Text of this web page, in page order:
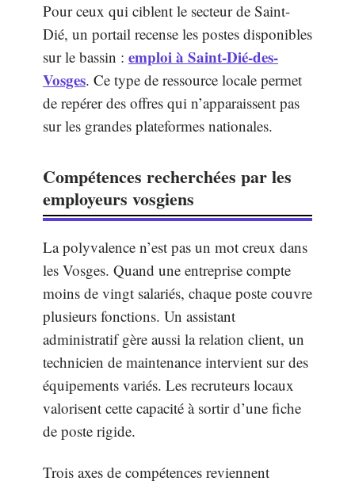
Pour ceux qui ciblent le secteur de Saint-
Dié, un portail recense les postes disponibles
sur le bassin : emploi à Saint-Dié-des-
Vosges. Ce type de ressource locale permet
de repérer des offres qui n’apparaissent pas
sur les grandes plateformes nationales.
Compétences recherchées par les
employeurs vosgiens
La polyvalence n’est pas un mot creux dans
les Vosges. Quand une entreprise compte
moins de vingt salariés, chaque poste couvre
plusieurs fonctions. Un assistant
administratif gère aussi la relation client, un
technicien de maintenance intervient sur des
équipements variés. Les recruteurs locaux
valorisent cette capacité à sortir d’une fiche
de poste rigide.
Trois axes de compétences reviennent